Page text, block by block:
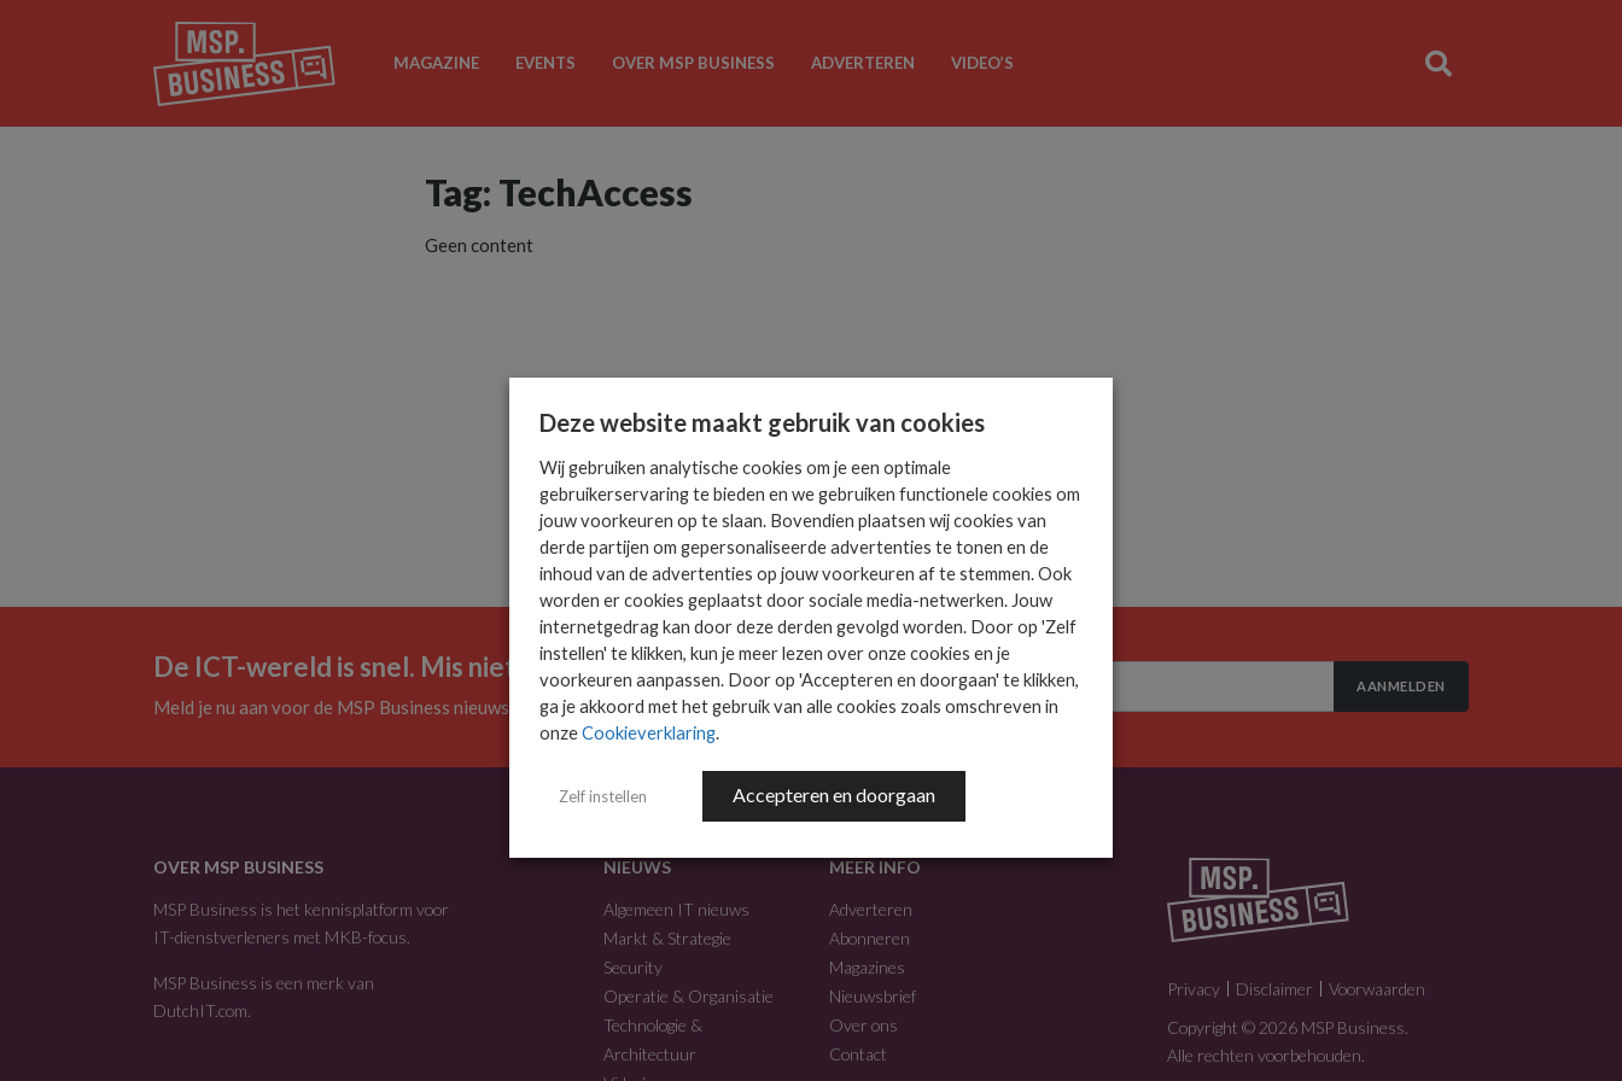
MAGAZINE EVENTS OVER MSP BUSINESS ADVERTEREN VIDEO’S
Tag: TechAccess
Geen content
De ICT-wereld is snel. Mis niets.
Meld je nu aan voor de MSP Business nieuwsbrief.
AANMELDEN
OVER MSP BUSINESS
MSP Business is het kennisplatform voor
IT-dienstverleners met MKB-focus.
MSP Business is een merk van
DutchIT.com
NIEUWS
Algemeen IT nieuws
Markt & Strategie
Security
Operatie & Organisatie
Technologie &
Architectuur
MEER INFO
Adverteren
Abonneren
Magazines
Nieuwsbrief
Over ons
Contact
Privacy Disclaimer
Voorwaarden
Copyright © 2026 MSP Business.
Alle rechten voorbehouden.
Deze website maakt gebruik van cookies
Wij gebruiken analytische cookies om je een optimale
gebruikerservaring te bieden en we gebruiken functionele cookies om
jouw voorkeuren op te slaan. Bovendien plaatsen wij cookies van
derde partijen om gepersonaliseerde advertenties te tonen en de
inhoud van de advertenties op jouw voorkeuren af te stemmen. Ook
worden er cookies geplaatst door sociale media-netwerken. Jouw
internetgedrag kan door deze derden gevolgd worden. Door op 'Zelf
instellen' te klikken, kun je meer lezen over onze cookies en je
voorkeuren aanpassen. Door op 'Accepteren en doorgaan' te klikken,
ga je akkoord met het gebruik van alle cookies zoals omschreven in
onzeCookieverklaring.
Zelf instellen Accepteren en doorgaan